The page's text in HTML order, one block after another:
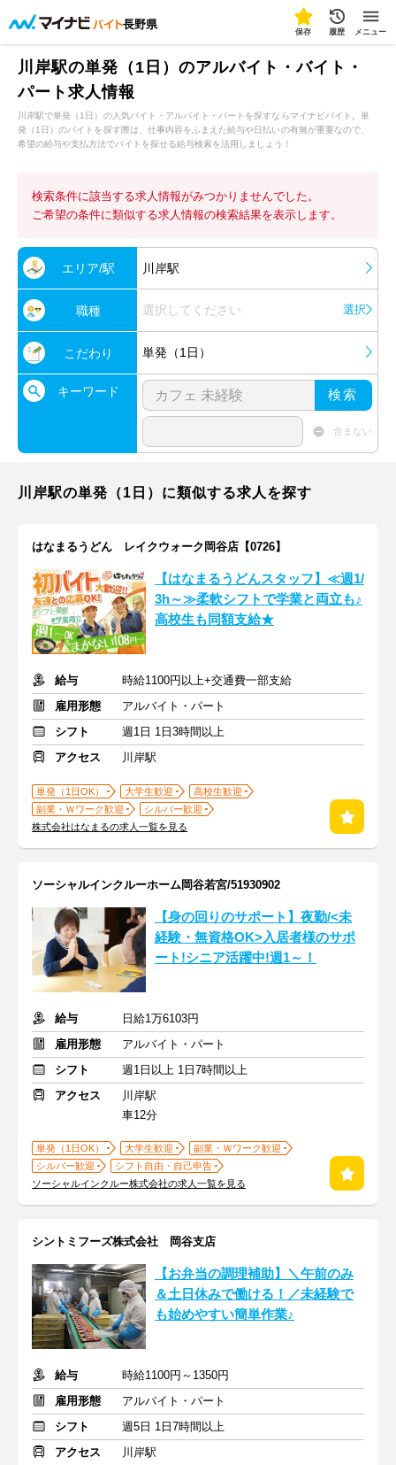
長野県
保存 履歴 メニュー
川岸駅の単発（1日）のアルバイト・バイト・
パート求人情報
川岸駅で単発（1日）の人気バイト・アルバイト・パートを探すならマイナビバイト。単
発（1日）のバイトを探す際は、仕事内容をふまえた給与や日払いの有無が重要なので、
希望の給与や支払方法でバイトを探せる給与検索を活用しましょう！
検索条件に該当する求人情報がみつかりませんでした。
ご希望の条件に類似する求人情報の検索結果を表示します。
エリア/駅 川岸駅
職種 選択してください 選択
こだわり 単発（1日）
キーワード 検索
含まない
川岸駅の単発（1日）に類似する求人を探す
はなまるうどん レイクウォーク岡谷店【0726】
【はなまるうどんスタッフ】≪週1/
3h～≫柔軟シフトで学業と両立も♪
高校生も同額支給★
給与
時給1100円以上+交通費一部支給
雇用形態
アルバイト・パート
シフト
週1日 1日3時間以上
アクセス
川岸駅
単発（1日OK） 大学生歓迎
高校生歓迎
副業・Ｗワーク歓迎
シルバー歓迎
株式会社はなまるの求人一覧を見る
ソーシャルインクルーホーム岡谷若宮/51930902
【身の回りのサポート】夜勤/<未
経験・無資格OK>入居者様のサポ
ート!シニア活躍中!週1～！
給与
日給1万6103円
雇用形態
アルバイト・パート
シフト
週1日以上 1日7時間以上
アクセス
川岸駅
車12分
単発（1日OK） 大学生歓迎
副業・Ｗワーク歓迎
シルバー歓迎
シフト自由・自己申告
ソーシャルインクルー株式会社の求人一覧を見る
シントミフーズ株式会社 岡谷支店
【お弁当の調理補助】＼午前のみ
＆土日休みで働ける！／未経験で
も始めやすい簡単作業♪
給与
時給1100円～1350円
雇用形態
アルバイト・パート
シフト
週5日 1日7時間以上
アクセス
川岸駅